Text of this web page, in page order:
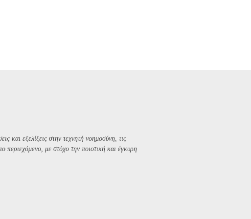
και εξελίξεις στην τεχνητή νοημοσύνη, τις
περιεχόμενο, με στόχο την ποιοτική και έγκυρη